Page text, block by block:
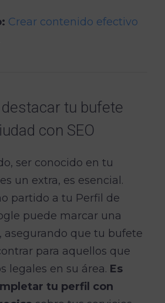
Crear contenido efectivo
tu bufete
con SEO
ser conocido en tu
un extra, es esencial.
partido a tu Perfil de
puede marcar una
asegurando que tu bufete
para aquellos que
legales en su área. Es
tu perfil con